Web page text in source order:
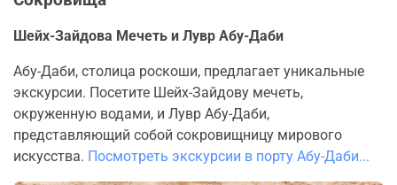
Шейх-Зайдова Мечеть и Лувр Абу-Даби
Абу-Даби, столица роскоши, предлагает уникальные
экскурсии. Посетите Шейх-Зайдову мечеть,
окруженную водами, и Лувр Абу-Даби,
представляющий собой сокровищницу мирового
искусства. Посмотреть экскурсии в порту Абу-Даби...